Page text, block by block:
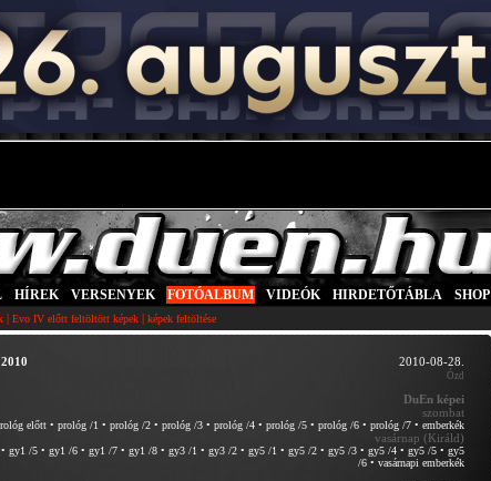
HÍREK VERSENYEK FOTÓALBUM VIDEÓK HIRDETŐTÁBLA SHOP
| Evo IV előtt feltöltött képek | képek feltöltése
2010-08-28.
Ózd
DuEn képei
szombat
előtt• prológ /1 • prológ /2• prológ /3• prológ /4• prológ /5• prológ /6• prológ /7• emberkék
vasárnap (Királd)
gy1 /5• gy1 /6• gy1 /7• gy1 /8• gy3 /1 • gy3 /2• gy5 /1 • gy5 /2• gy5 /3• gy5 /4• gy5 /5• gy5
/6• vasárnapi emberkék